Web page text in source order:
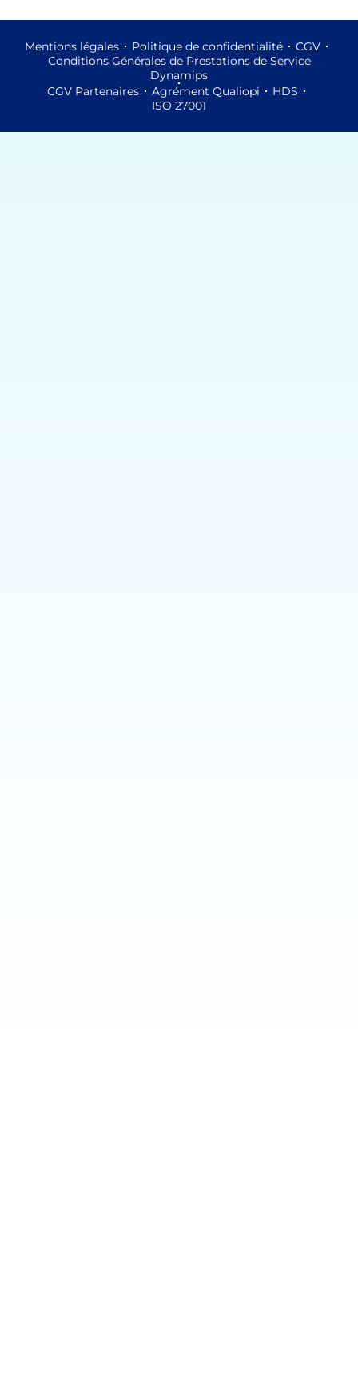
Mentions légales Politique de confidentialité
CGV
Conditions Générales de Prestations de Service
Dynamips
CGV Partenaires
Agrément Qualiopi
HDS
ISO 27001